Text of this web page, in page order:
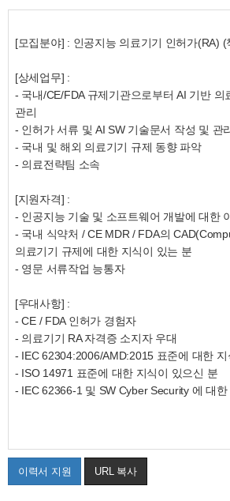
[모집분야] : 인공지능 의료기기 인허가(RA) (
[상세업무] :
- 국내/CE/FDA 규제기관으로부터 AI 기반 의
관리
- 인허가 서류 및 AI SW 기술문서 작성 및 관
- 국내 및 해외 의료기기 규제 동향 파악
- 의료전략팀 소속
[지원자격] :
- 인공지능 기술 및 소프트웨어 개발에 대한
- 국내 식약처 / CE MDR / FDA의
의료기기 규제에 대한 지식이 있는 분
- 영문 서류작업 능통자
[우대사항] :
- CE / FDA 인허가 경험자
- 의료기기 RA자격증 소지자 우대
- IEC 62304:2006/AMD:2015 표준에 대한 지
- ISO 14971 표준에 대한 지식이 있으신 분
- IEC 62366-1 및 SW Cyber Security 에 대한
이력서 지원 URL 복사